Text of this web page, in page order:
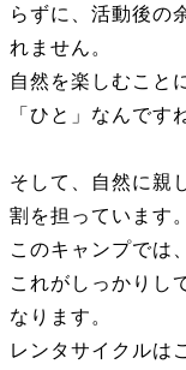
らずに、活動後の
れません。
自然を楽しむこと
「ひと」なんです
そして、自然に親
割を担っています。
このキャンプでは
これがしっかりし
なります。
レンタサイクルは